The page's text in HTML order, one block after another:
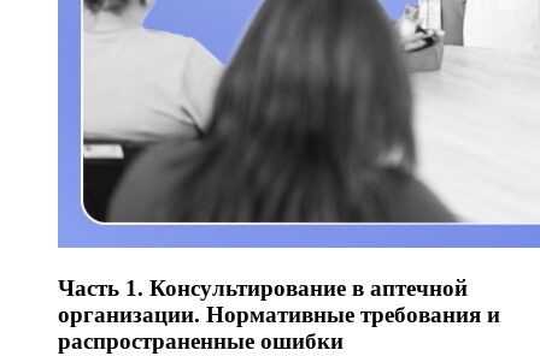
Часть 1. Консультирование в аптечной
организации. Нормативные требования и
распространенные ошибки